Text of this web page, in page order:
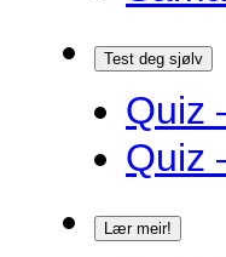
Test deg sjølv
Quiz
Quiz
Lær meir!